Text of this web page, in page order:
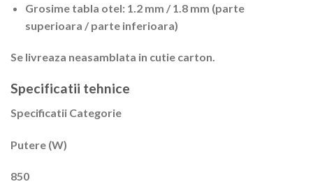
Grosime tabla otel: 1.2 mm / 1.8 mm (parte
superioara / parte inferioara)
Se livreaza neasamblata in cutie carton.
Specificatii tehnice
Specificatii Categorie
Putere (W)
850